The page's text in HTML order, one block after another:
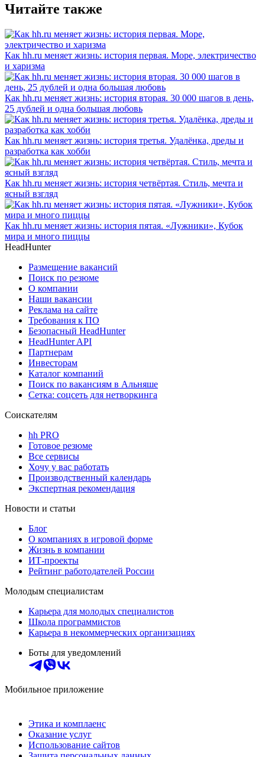
Читайте также
Как hh.ru меняет жизнь: история первая. Море, электричество
и харизма
Как hh.ru меняет жизнь: история вторая. 30 000 шагов в день,
25 дублей и одна большая любовь
Как hh.ru меняет жизнь: история третья. Удалёнка, дреды и
разработка как хобби
Как hh.ru меняет жизнь: история четвёртая. Стиль, мечта и
ясный взгляд
Как hh.ru меняет жизнь: история пятая. «Лужники», Кубок
мира и много пиццы
HeadHunter
Размещение вакансий
Поиск по резюме
О компании
Наши вакансии
Реклама на сайте
Требования к ПО
Безопасный HeadHunter
HeadHunter API
Партнерам
Инвесторам
Каталог компаний
Поиск по вакансиям в Альняше
Сетка: соцсеть для нетворкинга
Соискателям
hh PRO
Готовое резюме
Все сервисы
Хочу у вас работать
Производственный календарь
Экспертная рекомендация
Новости и статьи
Блог
О компаниях в игровой форме
Жизнь в компании
ИТ-проекты
Рейтинг работодателей России
Молодым специалистам
Карьера для молодых специалистов
Школа программистов
Карьера в некоммерческих организациях
Боты для уведомлений
Мобильное приложение
Этика и комплаенс
Оказание услуг
Использование сайтов